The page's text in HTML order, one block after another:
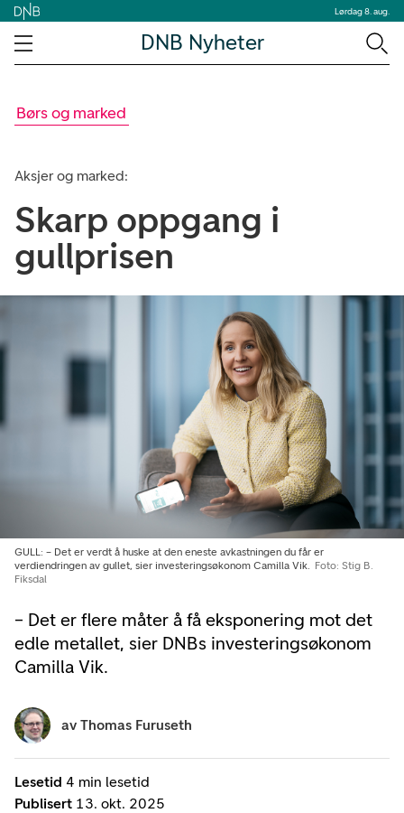
Lørdag 8. aug.
DNB Nyheter
Børs og marked
Aksjer og marked:
Skarp oppgang i
gullprisen
– Det er flere måter å få eksponering mot det
edle metallet, sier DNBs investeringsøkonom
Camilla Vik.
GULL: – Det er verdt å huske at den eneste avkastningen du får er
verdiendringen av gullet, sier investeringsøkonom Camilla Vik.
Foto: Stig B.
Fiksdal
Lesetid 4 min lesetid
Publisert 13. okt. 2025
av Thomas Furuseth